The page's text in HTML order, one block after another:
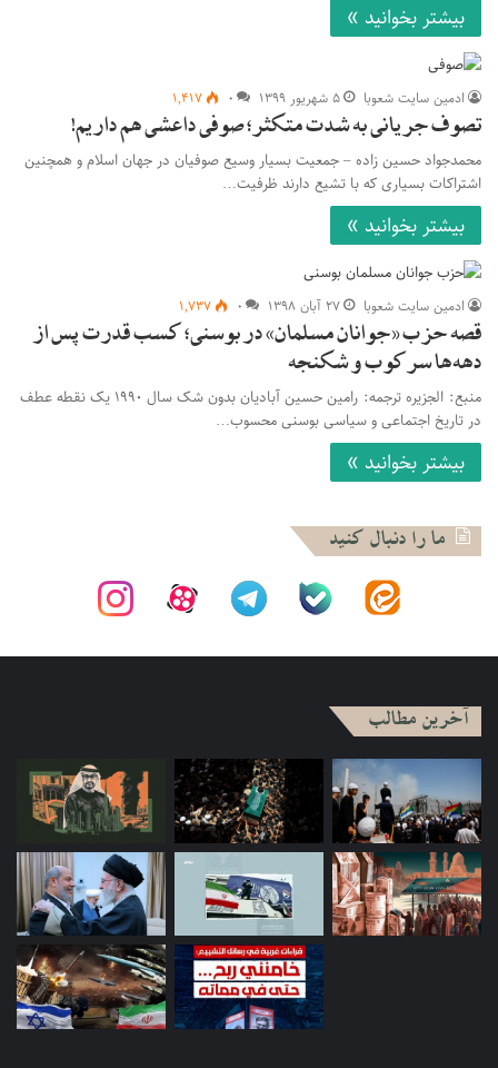
بیشتر بخوانید »
ادمین سایت شعوبا ۵ شهریور ۱۳۹۹ ۰ ۱,۴۱۷
تصوف جریانی به شدت متکثر؛ صوفی داعشی هم داریم!
محمدجواد حسین زاده – جمعیت بسیار وسیع صوفیان در جهان اسلام و همچنین
اشتراکات بسیاری که با تشیع دارند ظرفیت…
بیشتر بخوانید »
ادمین سایت شعوبا ۲۷ آبان ۱۳۹۸ ۰ ۱,۷۳۷
قصه حزب «جوانان مسلمان» در بوسنی؛ کسب قدرت پس از
دهه‌ها سرکوب و شکنجه
منبع: الجزیره ترجمه: رامین حسین آبادیان بدون شک سال ۱۹۹۰ یک نقطه عطف
در تاریخ اجتماعی و سیاسی بوسنی محسوب…
بیشتر بخوانید »
ما را دنبال کنید
آخرین مطالب